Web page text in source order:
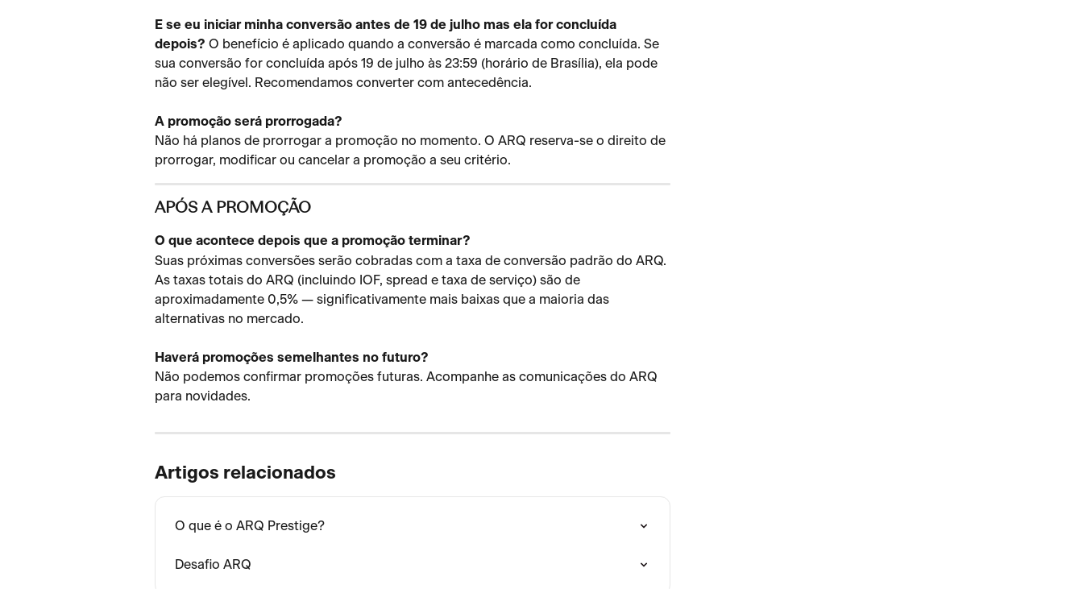
E se eu iniciar minha conversão antes de 19 de julho mas ela for concluída
depois? O benefício é aplicado quando a conversão é marcada como concluída. Se
sua conversão for concluída após 19 de julho às 23:59 (horário de Brasília), ela pode
não ser elegível. Recomendamos converter com antecedência.
A promoção será prorrogada?
Não há planos de prorrogar a promoção no momento. O ARQ reserva-se o direito de
prorrogar, modificar ou cancelar a promoção a seu critério.
APÓS A PROMOÇÃO
O que acontece depois que a promoção terminar?
Suas próximas conversões serão cobradas com a taxa de conversão padrão do ARQ.
As taxas totais do ARQ (incluindo IOF, spread e taxa de serviço) são de
aproximadamente 0,5% — significativamente mais baixas que a maioria das
alternativas no mercado.
Haverá promoções semelhantes no futuro?
Não podemos confirmar promoções futuras. Acompanhe as comunicações do ARQ
para novidades.
Artigos relacionados
O que é o ARQ Prestige?
Desafio ARQ